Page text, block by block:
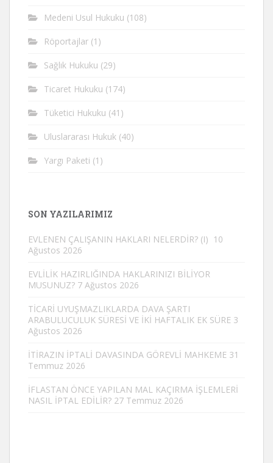
Medeni Usul Hukuku (108)
Röportajlar (1)
Sağlık Hukuku (29)
Ticaret Hukuku (174)
Tüketici Hukuku (41)
Uluslararası Hukuk (40)
Yargı Paketi (1)
SON YAZILARIMIZ
EVLENEN ÇALIŞANIN HAKLARI NELERDİR? (I) 10
Ağustos 2026
EVLİLİK HAZIRLIĞINDA HAKLARINIZI BİLİYOR
MUSUNUZ? 7 Ağustos 2026
TİCARİ UYUŞMAZLIKLARDA DAVA ŞARTI
ARABULUCULUK SÜRESİ VE İKİ HAFTALIK EK SÜRE 3
Ağustos 2026
İTİRAZIN İPTALİ DAVASINDA GÖREVLİ MAHKEME 31
Temmuz 2026
İFLASTAN ÖNCE YAPILAN MAL KAÇIRMA İŞLEMLERİ
NASIL İPTAL EDİLİR? 27 Temmuz 2026